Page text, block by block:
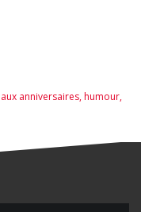
anniversaires,humour,